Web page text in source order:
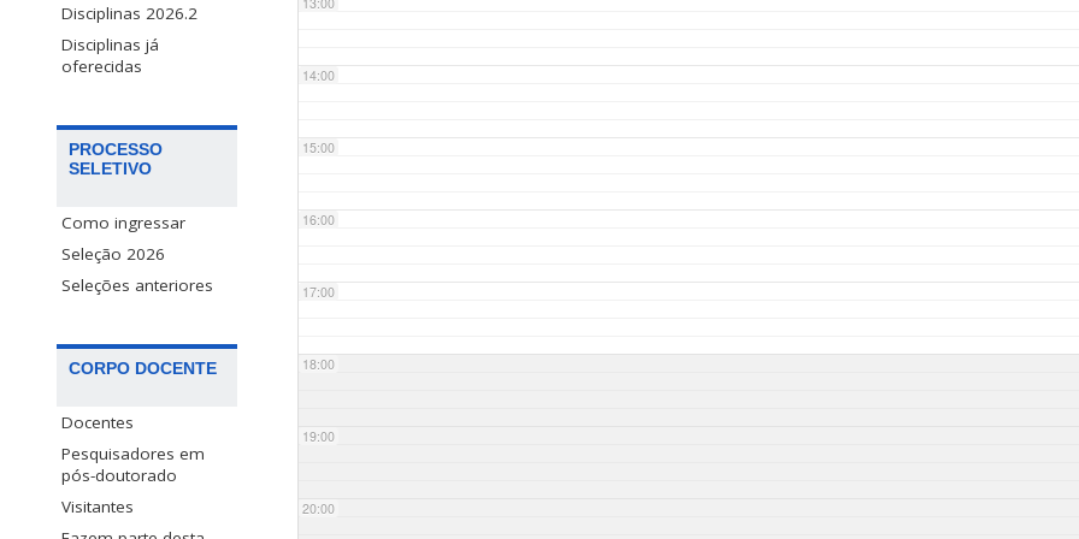
Disciplinas 2026.2
Disciplinas já
oferecidas
PROCESSO
SELETIVO
Como ingressar
Seleção 2026
Seleções anteriores
CORPO DOCENTE
Docentes
Pesquisadores em
pós-doutorado
Visitantes
14:00
15:00
16:00
17:00
18:00
19:00
20:00